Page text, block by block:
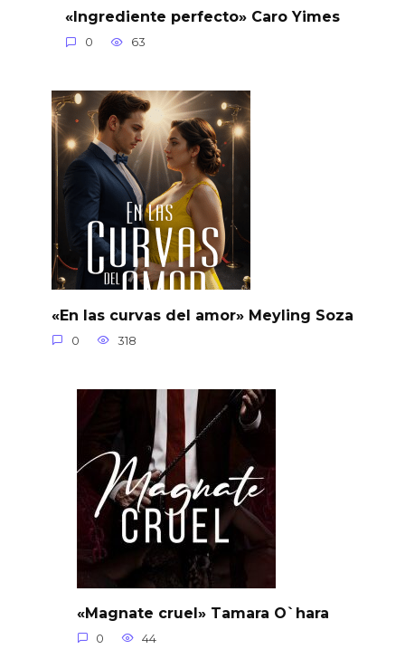
«Ingrediente perfecto» Caro Yimes
0 63
«En las curvas del amor» Meyling Soza
0 318
«Magnate cruel» Tamara O`hara
0 44